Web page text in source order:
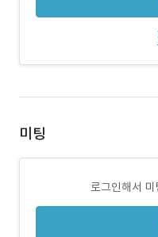
미팅
로그인해서 미